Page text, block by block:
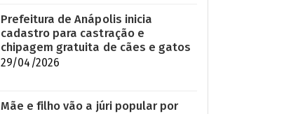
Prefeitura de Anápolis inicia
cadastro para castração e
chipagem gratuita de cães e gatos
29/04/2026
Mãe e filho vão a júri popular por